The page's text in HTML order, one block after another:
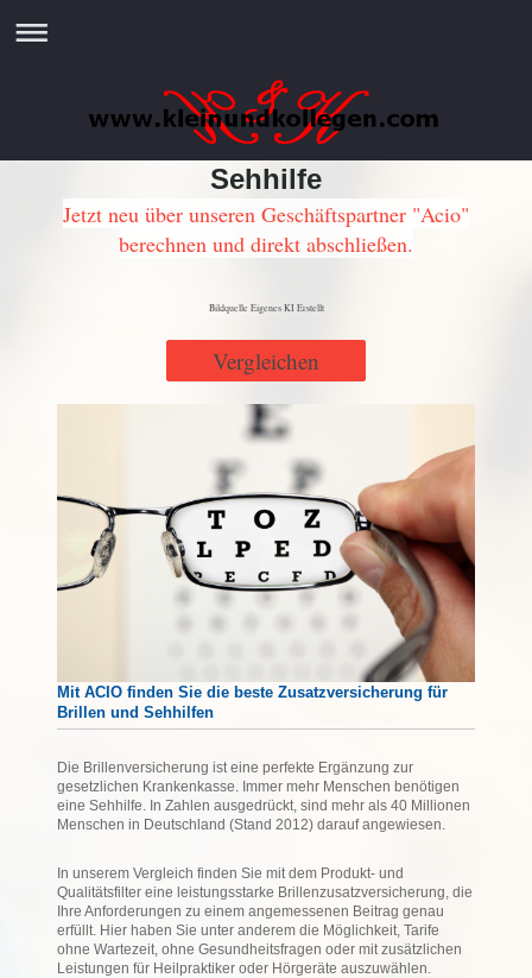
Sehhilfe
Jetzt neu über unseren Geschäftspartner "Acio"
berechnen und direkt abschließen.
Bildquelle Eigenes KI Erstellt
Vergleichen
Mit ACIO finden Sie die beste Zusatzversicherung für
Brillen und Sehhilfen
Die Brillenversicherung ist eine perfekte Ergänzung zur
gesetzlichen Krankenkasse. Immer mehr Menschen benötigen
eine Sehhilfe. In Zahlen ausgedrückt, sind mehr als 40 Millionen
Menschen in Deutschland (Stand 2012) darauf angewiesen.
In unserem Vergleich finden Sie mit dem Produkt- und
Qualitätsfilter eine leistungsstarke Brillenzusatzversicherung, die
Ihre Anforderungen zu einem angemessenen Beitrag genau
erfüllt. Hier haben Sie unter anderem die Möglichkeit, Tarife
ohne Wartezeit, ohne Gesundheitsfragen oder mit zusätzlichen
Leistungen für Heilpraktiker oder Hörgeräte auszuwählen.